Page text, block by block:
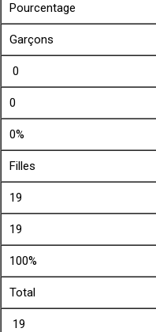
Pourcentage
Garçons
0
0
0%
Filles
19
19
100%
Total
19